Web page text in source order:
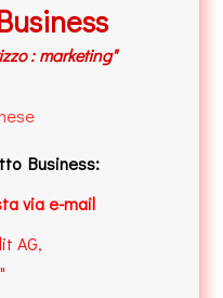
: marketing"
Business:
via e-mail
AG,